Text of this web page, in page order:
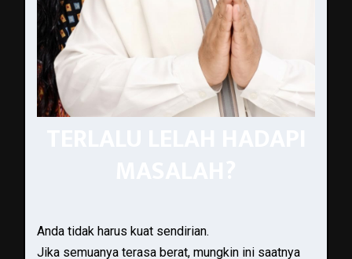
Anda tidak harus kuat sendirian.
Jika semuanya terasa berat, mungkin ini saatnya